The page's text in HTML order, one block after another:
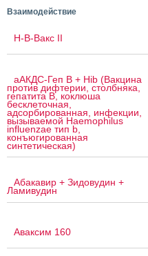
Взаимодействие
H-B-Вакс II
аАКДС-Геп B + Hib (Вакцина
против дифтерии, столбняка,
гепатита B, коклюша
бесклеточная,
адсорбированная, инфекции,
вызываемой Haemophilus
influenzae тип b,
конъюгированная
синтетическая)
Абакавир + Зидовудин +
Ламивудин
Аваксим 160